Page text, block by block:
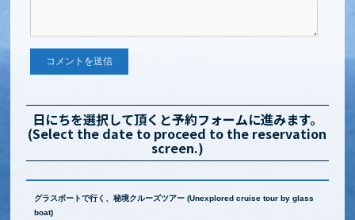
日にちを選択して頂くと予約フォームに進みます。
(Select the date to proceed to the reservation
screen.)
グラスボートで行く、秘境クルーズツアー (Unexplored cruise tour by glass
boat)